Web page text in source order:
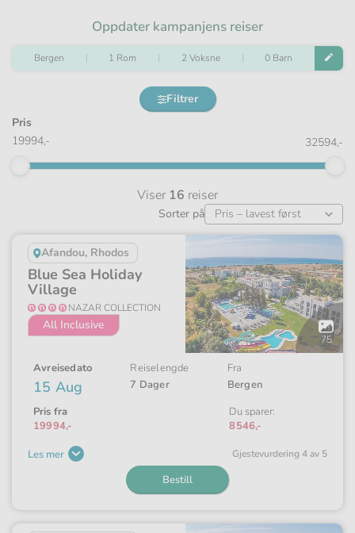
Oppdater kampanjens reiser
Bergen 1 Rom 2 Voksne 0 Barn
Filtrer
Pris
19994,-
32594,-
Viser 16 reiser
Sorter på
Afandou, Rhodos
Blue Sea Holiday
Village
NAZAR COLLECTION
All Inclusive
Åpne
galleriet
75
Avreisedato
15 Aug
Reiselengde
7 Dager
Fra
Bergen
Pris fra
19994,-
Du sparer:
8546,-
Les mer
Gjeste­vurdering 4 av 5
Bestill